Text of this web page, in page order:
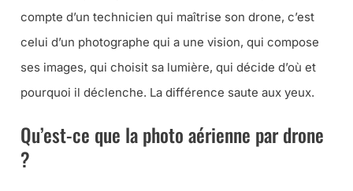
compte d’un technicien qui maîtrise son drone, c’est
celui d’un photographe qui a une vision, qui compose
ses images, qui choisit sa lumière, qui décide d’où et
pourquoi il déclenche. La différence saute aux yeux.
Qu’est-ce que la photo aérienne par drone
?